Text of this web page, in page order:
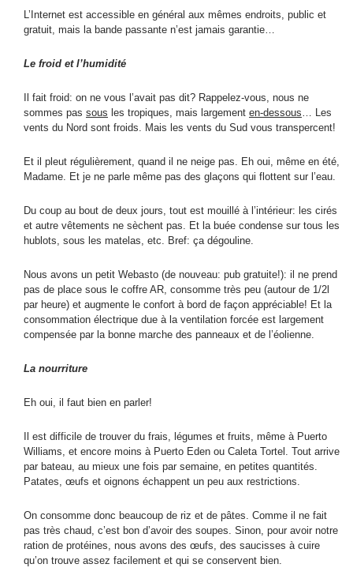
L’Internet est accessible en général aux mêmes endroits, public et
gratuit, mais la bande passante n’est jamais garantie…
Le froid et l’humidité
Il fait froid: on ne vous l’avait pas dit? Rappelez-vous, nous ne
sommes pas sous les tropiques, mais largement en-dessous … Les
vents du Nord sont froids. Mais les vents du Sud vous transpercent!
Et il pleut régulièrement, quand il ne neige pas. Eh oui, même en été,
Madame. Et je ne parle même pas des glaçons qui flottent sur l’eau.
Du coup au bout de deux jours, tout est mouillé à l’intérieur: les cirés
et autre vêtements ne sèchent pas. Et la buée condense sur tous les
hublots, sous les matelas, etc. Bref: ça dégouline.
Nous avons un petit Webasto (de nouveau: pub gratuite!): il ne prend
pas de place sous le coffre AR, consomme très peu (autour de 1/2l
par heure) et augmente le confort à bord de façon appréciable! Et la
consommation électrique due à la ventilation forcée est largement
compensée par la bonne marche des panneaux et de l’éolienne.
La nourriture
Eh oui, il faut bien en parler!
Il est difficile de trouver du frais, légumes et fruits, même à Puerto
Williams, et encore moins à Puerto Eden ou Caleta Tortel. Tout arrive
par bateau, au mieux une fois par semaine, en petites quantités.
Patates, œufs et oignons échappent un peu aux restrictions.
On consomme donc beaucoup de riz et de pâtes. Comme il ne fait
pas très chaud, c’est bon d’avoir des soupes. Sinon, pour avoir notre
ration de protéines, nous avons des œufs, des saucisses à cuire
qu’on trouve assez facilement et qui se conservent bien.